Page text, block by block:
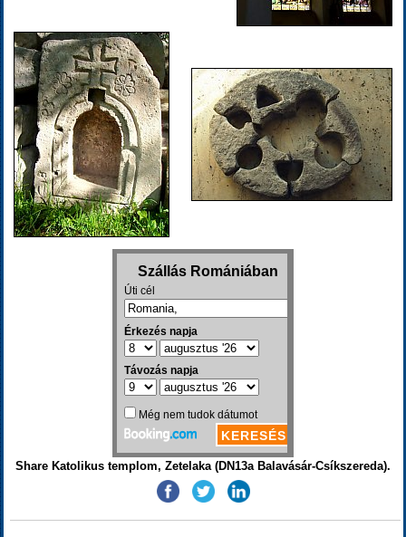
Share Katolikus templom, Zetelaka (DN13a Balavásár-Csíkszereda).